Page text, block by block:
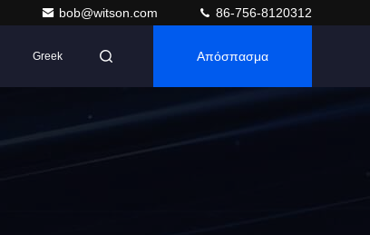
bob@witson.com 86-756-8120312
Greek Απόσπασμα